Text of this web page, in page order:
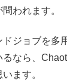
われます。
ドジョブを多
るなら、
ます。